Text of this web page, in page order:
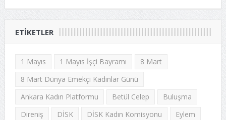
ETIKETLER
1 Mayıs 1 Mayıs İşçi Bayramı
8 Mart
8 Mart Dünya Emekçi Kadınlar Günü
Ankara Kadın Platformu
Betül Celep
Buluşma
Direniş
DİSK DİSK Kadın Komisyonu
Eylem